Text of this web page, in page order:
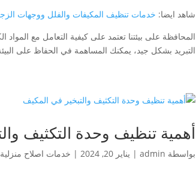
شاهد ايضا: خدمات تنظيف المكيفات والفلل ووجهات
المحافظة على بيئتنا تعتمد على كيفية التعامل مع المواد
التبريد بشكل جيد، يمكنك المساهمة في الحفاظ على
أهمية تنظيف وحدة التكثيف
بواسطة admin
| يناير 20, 2024 | خدمات اصلاح منزلية